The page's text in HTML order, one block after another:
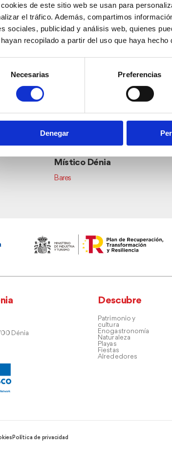
de este sitio web se usan para
el tráfico. Además, compartimos
sociales, publicidad y análisis web, quienes
recopilado a partir del uso que haya hecho
Necesarias Preferencias
Denegar
cercanas
Místico Dénia
Bares
Dénia
Descubre
Patrimonio y
cultura
Enogastronomía
Naturaleza
Playas
Fiestas
Alrededores
Política de privacidad